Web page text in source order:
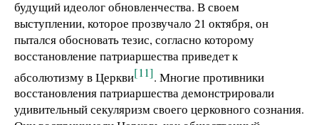
будущий идеолог обновленчества. В своем
выступлении, которое прозвучало 21 октября, он
пытался обосновать тезис, согласно которому
восстановление патриаршества приведет к
абсолютизму в Церкви[11]. Многие противники
восстановления патриаршества демонстрировали
удивительный секуляризм своего церковного сознания.